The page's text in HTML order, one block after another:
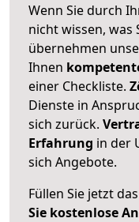
Wenn Sie durch
nicht wissen, was
übernehmen
Ihnen
einer Checkliste.
Dienste in
sich zurück.
Erfahrung in der
sich Angebote.
Füllen Sie jetzt
Sie kostenlose